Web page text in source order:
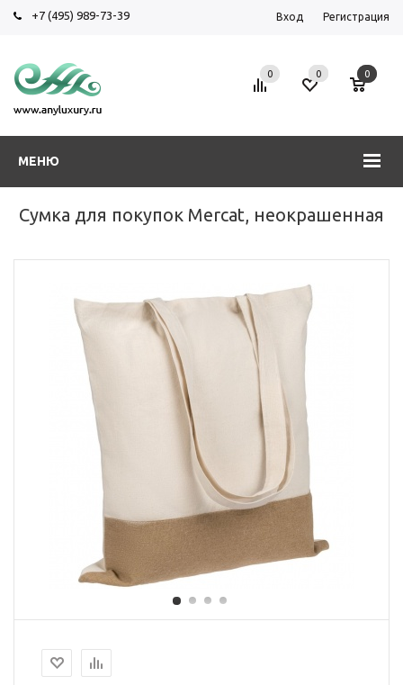
+7 (495) 989-73-39 Вход Регистрация
МЕНЮ
0 0 0
Сумка для покупок Mercat, неокрашенная